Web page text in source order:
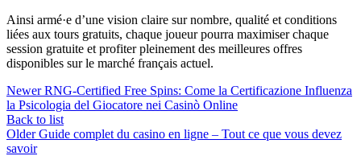
Ainsi armé·e d’une vision claire sur nombre, qualité et conditions
liées aux tours gratuits, chaque joueur pourra maximiser chaque
session gratuite et profiter pleinement des meilleures offres
disponibles sur le marché français actuel.
Newer RNG‑Certified Free Spins: Come la Certificazione Influenza
la Psicologia del Giocatore nei Casinò Online
Back to list
Older Guide complet du casino en ligne – Tout ce que vous devez
savoir